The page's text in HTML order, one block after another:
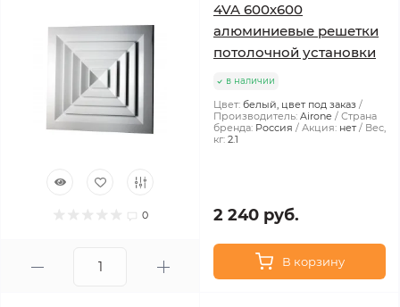
0
4VA 600х600
алюминиевые решетки
потолочной установки
в наличии
Цвет: белый, цвет под заказ
Производитель: Airone
Страна
бренда: Россия Акция: нет
Вес,
кг: 2.1
2 240 руб.
В корзину